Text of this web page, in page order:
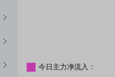
今日主力净流入：